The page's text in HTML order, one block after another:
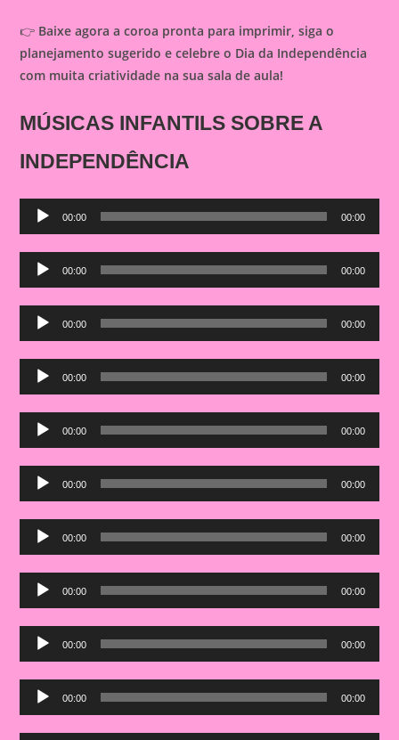
👉 Baixe agora a coroa pronta para imprimir, siga o
planejamento sugerido e celebre o Dia da Independência
com muita criatividade na sua sala de aula!
MÚSICAS INFANTILS SOBRE A
INDEPENDÊNCIA
Audio
Player
00:00 00:00
Audio
Player
00:00 00:00
Audio
Player
00:00 00:00
Audio
Player
00:00 00:00
Audio
Player
00:00 00:00
Audio
Player
00:00 00:00
Audio
Player
00:00 00:00
Audio
Player
00:00 00:00
Audio
Player
00:00 00:00
Audio
Player
00:00 00:00